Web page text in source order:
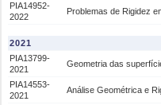
PIA14952-
2022
Problemas de Rigidez
2021
PIA13799-
2021
Geometria das
PIA14553-
2021
Análise Geométrica e